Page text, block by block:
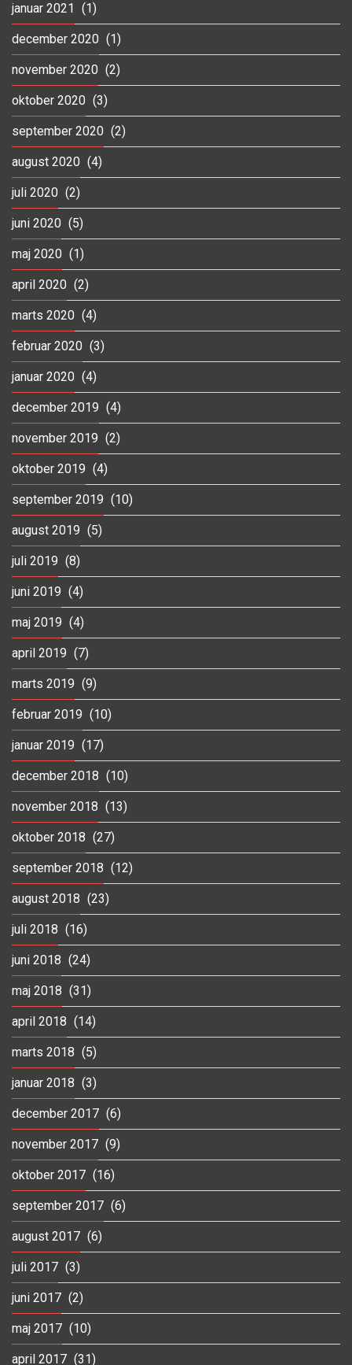
januar 2021 (1)
december 2020 (1)
november 2020 (2)
oktober 2020 (3)
september 2020 (2)
august 2020 (4)
juli 2020 (2)
juni 2020 (5)
maj 2020 (1)
april 2020 (2)
marts 2020 (4)
februar 2020 (3)
januar 2020 (4)
december 2019 (4)
november 2019 (2)
oktober 2019 (4)
september 2019 (10)
august 2019 (5)
juli 2019 (8)
juni 2019 (4)
maj 2019 (4)
april 2019 (7)
marts 2019 (9)
februar 2019 (10)
januar 2019 (17)
december 2018 (10)
november 2018 (13)
oktober 2018 (27)
september 2018 (12)
august 2018 (23)
juli 2018 (16)
juni 2018 (24)
maj 2018 (31)
april 2018 (14)
marts 2018 (5)
januar 2018 (3)
december 2017 (6)
november 2017 (9)
oktober 2017 (16)
september 2017 (6)
august 2017 (6)
juli 2017 (3)
juni 2017 (2)
maj 2017 (10)
april 2017 (31)